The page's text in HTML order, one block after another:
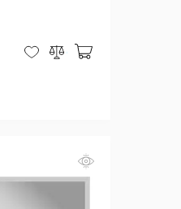
В закладки
Сравнить